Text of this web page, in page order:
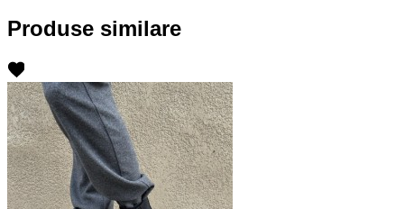
Produse similare